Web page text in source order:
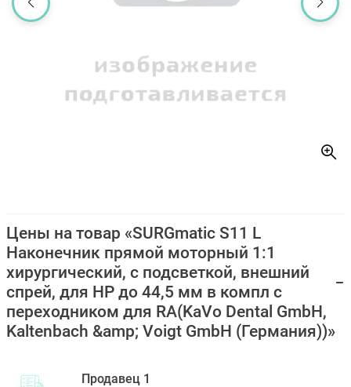
Цены на товар «SURGmatic S11 L
Наконечник прямой моторный 1:1
хирургический, с подсветкой, внешний
спрей, для HP до 44,5 мм в компл с
переходником для RA(KaVo Dental GmbH,
Kaltenbach &amp; Voigt GmbH (Германия))»
Продавец 1